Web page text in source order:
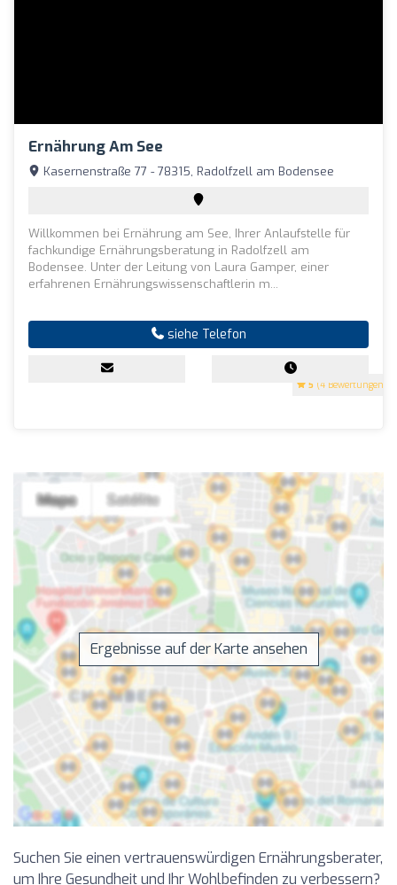
Ernährung Am See
5 (4 Bewertungen)
Kasernenstraße 77 - 78315, Radolfzell am Bodensee
Willkommen bei Ernährung am See, Ihrer Anlaufstelle für
fachkundige Ernährungsberatung in Radolfzell am
Bodensee. Unter der Leitung von Laura Gamper, einer
erfahrenen Ernährungswissenschaftlerin m...
siehe Telefon
Ergebnisse auf der Karte ansehen
Suchen Sie einen vertrauenswürdigen Ernährungsberater,
um Ihre Gesundheit und Ihr Wohlbefinden zu verbessern?